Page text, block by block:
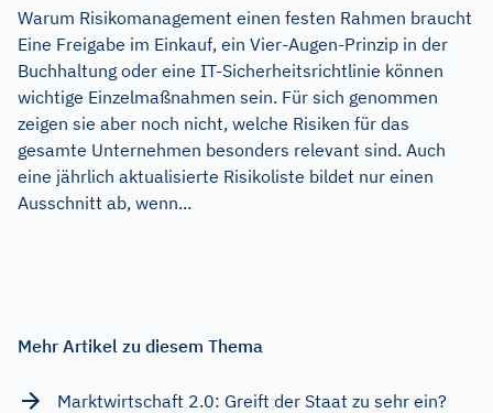
Warum Risikomanagement einen festen Rahmen braucht
Eine Freigabe im Einkauf, ein Vier-Augen-Prinzip in der
Buchhaltung oder eine IT-Sicherheitsrichtlinie können
wichtige Einzelmaßnahmen sein. Für sich genommen
zeigen sie aber noch nicht, welche Risiken für das
gesamte Unternehmen besonders relevant sind. Auch
eine jährlich aktualisierte Risikoliste bildet nur einen
Ausschnitt ab, wenn...
Mehr Artikel zu diesem Thema
Marktwirtschaft 2.0: Greift der Staat zu sehr ein?